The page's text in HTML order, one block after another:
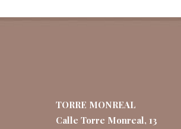
TORRE MONREAL
Calle Torre Monreal, 13